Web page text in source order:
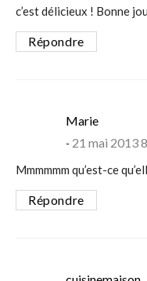
c’est délicieux ! Bonne
Répondre
Mariesays:
21 mai 2013
Mmmmmm qu’est-ce
Répondre